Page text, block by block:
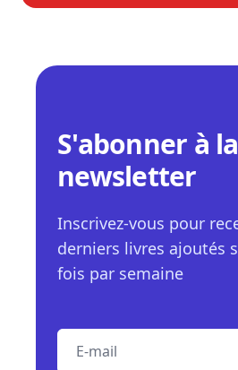
S'abonner à la
newsletter
Inscrivez-vous pour
derniers livres ajoutés
fois par semaine
E-mail